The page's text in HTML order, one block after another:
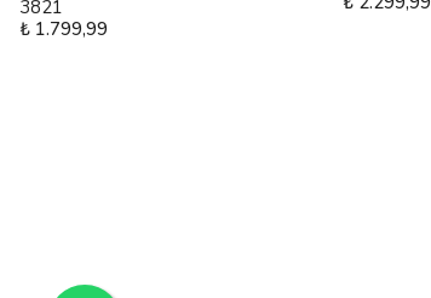
3821
₺ 1.799,99